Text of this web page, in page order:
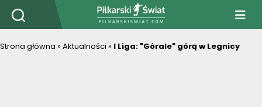
PiłkarskiSwiat.com
Strona główna »Aktualności » I Liga: "Górale" górą w Legnicy